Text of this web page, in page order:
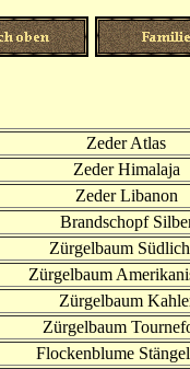
Zeder Atlas
Zeder Himalaja
Zeder Libanon
Brandschopf
Zürgelbaum
Zürgelbaum
Zürgelbaum
Zürgelbaum
Flockenblume